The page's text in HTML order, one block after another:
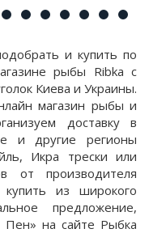
и купить по
рыбы Ribka с
Киева и Украины.
магазин рыбы и
доставку в
и другие регионы
Икра трески или
от производителя
из широкого
предложение,
на сайте Рыбка